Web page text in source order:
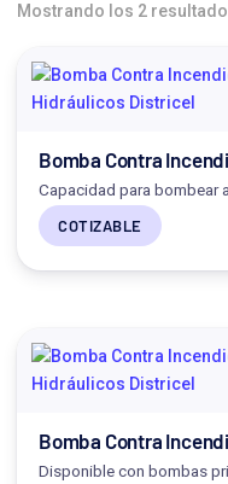
Mostrando los 2
Bomba Contra
Capacidad para bombear
COTIZABLE
Bomba Contra
Disponible con bombas